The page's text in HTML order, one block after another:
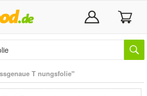
T nungsfolie"